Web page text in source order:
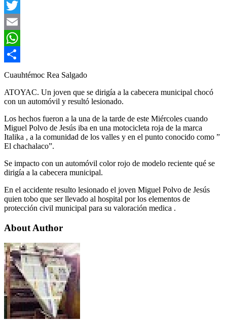
Facebook
Twitter
Email
WhatsApp
Compartir
Cuauhtémoc Rea Salgado
ATOYAC. Un joven que se dirigía a la cabecera municipal chocó
con un automóvil y resultó lesionado.
Los hechos fueron a la una de la tarde de este Miércoles cuando
Miguel Polvo de Jesús iba en una motocicleta roja de la marca
Italika , a la comunidad de los valles y en el punto conocido como ”
El chachalaco”.
Se impacto con un automóvil color rojo de modelo reciente qué se
dirigía a la cabecera municipal.
En el accidente resulto lesionado el joven Miguel Polvo de Jesús
quien tobo que ser llevado al hospital por los elementos de
protección civil municipal para su valoración medica .
About Author